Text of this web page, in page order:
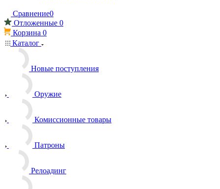
Сравнение0
Отложенные 0
Корзина 0
Каталог
Новые поступления
Оружие
Комиссионные товары
Патроны
Релоадинг